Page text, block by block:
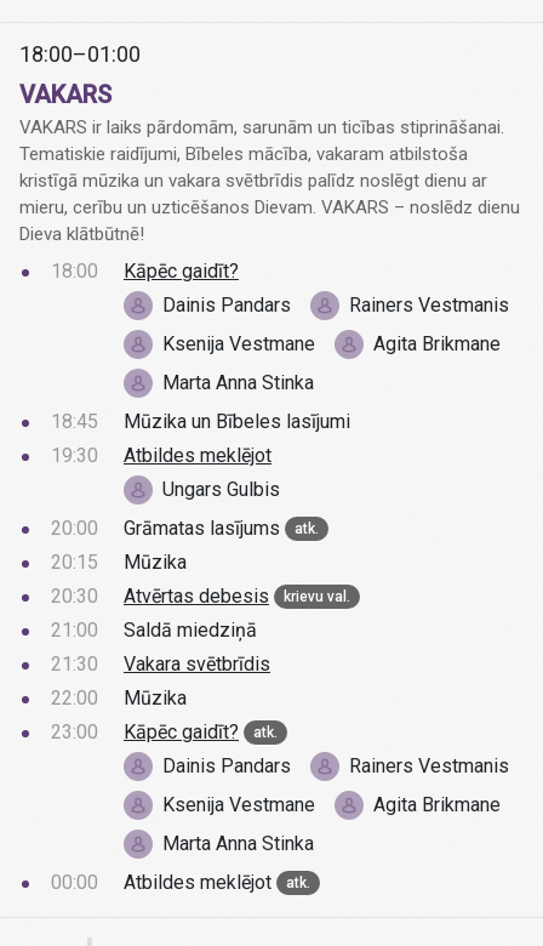
18:00–01:00
VAKARS
VAKARS ir laiks pārdomām, sarunām un ticības stiprināšanai.
Tematiskie raidījumi, Bībeles mācība, vakaram atbilstoša
kristīgā mūzika un vakara svētbrīdis palīdz noslēgt dienu ar
mieru, cerību un uzticēšanos Dievam. VAKARS – noslēdz dienu
Dieva klātbūtnē!
18:00
Kāpēc gaidīt?
Dainis Pandars
Rainers Vestmanis
Ksenija Vestmane
Agita Brikmane
Marta Anna Stinka
18:45
Mūzika un Bībeles lasījumi
19:30
Atbildes meklējot
Ungars Gulbis
20:00
Grāmatas lasījums atk.
20:15
Mūzika
20:30
Atvērtas debesis krievu val.
21:00
Saldā miedziņā
21:30
Vakara svētbrīdis
22:00
Mūzika
23:00
Kāpēc gaidīt? atk.
Dainis Pandars
Rainers Vestmanis
Ksenija Vestmane
Agita Brikmane
Marta Anna Stinka
00:00
Atbildes meklējot atk.